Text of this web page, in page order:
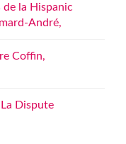
la Hispanic
André,
Coffin,
Dispute